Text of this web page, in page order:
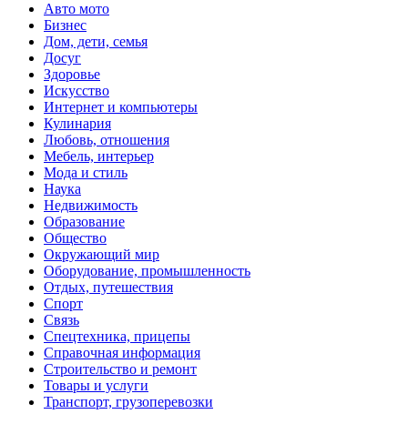
Авто мото
Бизнес
Дом, дети, семья
Досуг
Здоровье
Искусство
Интернет и компьютеры
Кулинария
Любовь, отношения
Мебель, интерьер
Мода и стиль
Наука
Недвижимость
Образование
Общество
Окружающий мир
Оборудование, промышленность
Отдых, путешествия
Спорт
Связь
Спецтехника, прицепы
Справочная информация
Строительство и ремонт
Товары и услуги
Транспорт, грузоперевозки